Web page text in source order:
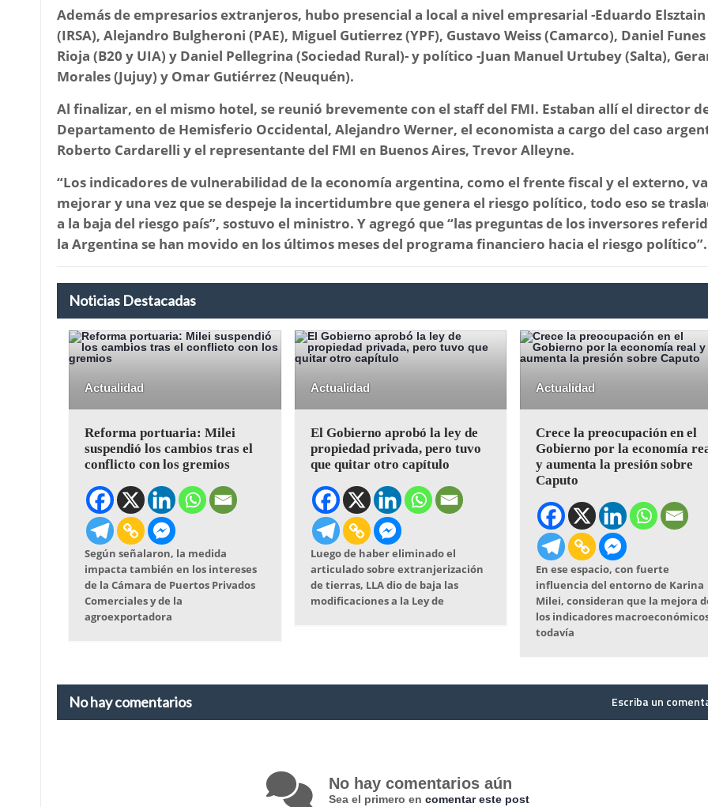
Además de empresarios extranjeros, hubo presencial a local a nivel empresarial -Eduardo Elsztain
(IRSA), Alejandro Bulgheroni (PAE), Miguel Gutierrez (YPF), Gustavo Weiss (Camarco), Daniel
Rioja (B20 y UIA) y Daniel Pellegrina (Sociedad Rural)- y político -Juan Manuel Urtubey (Salta),
Morales (Jujuy) y Omar Gutiérrez (Neuquén).
Al finalizar, en el mismo hotel, se reunió brevemente con el staff del FMI. Estaban allí el director
Departamento de Hemisferio Occidental, Alejandro Werner, el economista a cargo del caso
Roberto Cardarelli y el representante del FMI en Buenos Aires, Trevor Alleyne.
“Los indicadores de vulnerabilidad de la economía argentina, como el frente fiscal y el externo,
mejorar y una vez que se despeje la incertidumbre que genera el riesgo político, todo eso se
a la baja del riesgo país”, sostuvo el ministro. Y agregó que“las preguntas de los inversores
la Argentina se han movido en los últimos meses del programa financiero hacia el riesgo político”.
Noticias Destacadas
Actualidad
Reforma portuaria: Milei
suspendió los cambios tras el
conflicto con los gremios
Según señalaron, la medida
impacta también en los intereses
de la Cámara de Puertos Privados
Comerciales y de la
agroexportadora
Actualidad
El Gobierno aprobó la ley de
propiedad privada, pero tuvo
que quitar otro capítulo
Luego de haber eliminado el
articulado sobre extranjerización
de tierras, LLA dio de baja las
modificaciones a la Ley de
Actualidad
Crece la preocupación en el
Gobierno por la economía
y aumenta la presión sobre
Caputo
En ese espacio, con fuerte
influencia del entorno de Karina
Milei, consideran que la mejora
los indicadores
todavía
No hay comentarios Escriba un
No hay comentarios aún
Sea el primero en comentar este post